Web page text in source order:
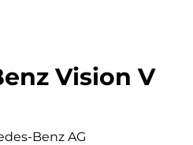
Vision V
Benz AG